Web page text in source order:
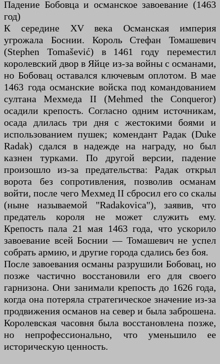
Падение Бобовца и османское завоевание (1463
год)
К середине XV века Османская империя
угрожала Боснии. Король Стефан Томашевич
(Stephen Tomašević) в 1461 году переместил
королевский двор в Яйце из-за войны с османами,
но Бобовац оставался ключевым оплотом. В мае
1463 года османские войска под командованием
султана Мехмеда II (Mehmed the Conqueror)
осадили крепость. Согласно одним источникам,
осада длилась три дня с жестокими боями и
использованием пушек; комендант Радак (Duke
Radak) сдался в надежде на награду, но был
казнен турками. По другой версии, падение
произошло из-за предательства: Радак открыл
ворота без сопротивления, позволив османам
войти, после чего Мехмед II сбросил его со скалы
(ныне называемой "Radakovica"), заявив, что
предатель короля не может служить ему.
Крепость пала 21 мая 1463 года, что ускорило
завоевание всей Боснии — Томашевич не успел
собрать армию, и другие города сдались без боя.
После завоевания османы разрушили Бобовац, но
позже частично восстановили его для своего
гарнизона. Они занимали крепость до 1626 года,
когда она потеряла стратегическое значение из-за
продвижения османов на север и была заброшена.
Королевская часовня была восстановлена позже,
но непрофессионально, что уменьшило ее
историческую ценность.